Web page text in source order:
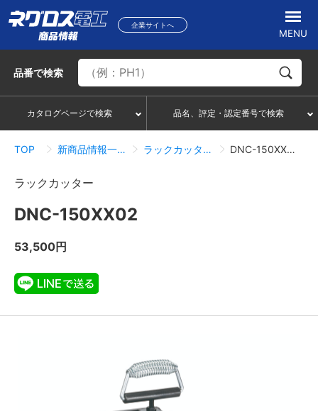
企業サイトへ
MENU
品番で検索
カタログページで検索 品名、評定・認定番号で検索
TOP 新商品情報一覧 ラックカッター DNC-150XX02
ラックカッター
DNC-150XX02
53,500円